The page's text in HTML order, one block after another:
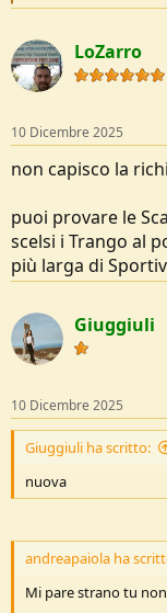
c
t
i
o
s
:
LoZarro
10 Dicembre 2025
non capisco la
puoi provare le
scelsi i Trango al
più larga di
Giuggiuli
10 Dicembre 2025
Giuggiuli ha scritto:
nuova
andreapaiola ha
Mi pare strano tu